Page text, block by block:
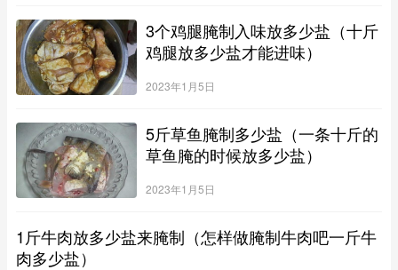
所以楼主一定要把握好腌制时间。不是越长就越好
3个鸡腿腌制入味放多少盐（十斤
鸡腿放多少盐才能进味）
2023年1月5日
5斤草鱼腌制多少盐（一条十斤的
草鱼腌的时候放多少盐）
2023年1月5日
1斤牛肉放多少盐来腌制（怎样做腌制牛肉吧一斤牛
肉多少盐）